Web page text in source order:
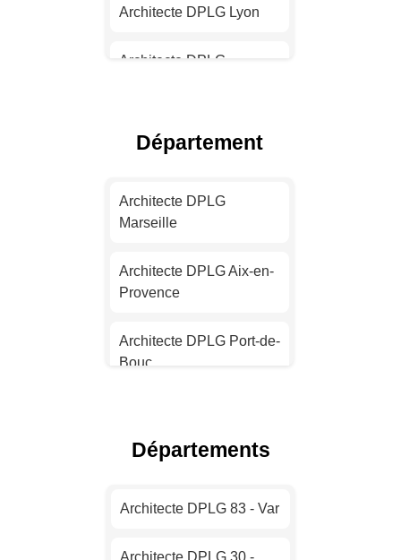
Architecte DPLG Lyon
Architecte DPLG
Architecte DPLG Nice
Architecte DPLG
Architecte DPLG
Architecte DPLG
Département
Architecte DPLG
Marseille
Architecte DPLG Aix-en-
Provence
Architecte DPLG Port-de-
Bouc
Marignane
Départements
Architecte DPLG 83 - Var